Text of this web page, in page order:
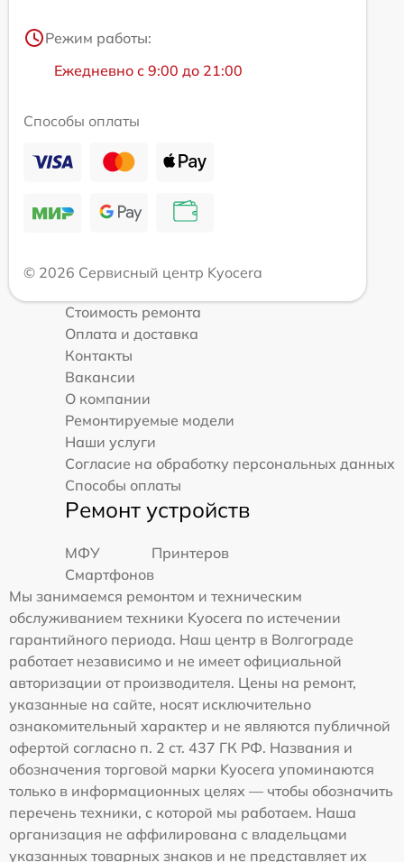
Режим работы:
Ежедневно с 9:00 до 21:00
Способы оплаты
© 2026 Сервисный центр Kyocera
Стоимость ремонта
Оплата и доставка
Контакты
Вакансии
О компании
Ремонтируемые модели
Наши услуги
Согласие на обработку персональных данных
Способы оплаты
Ремонт устройств
МФУ
Принтеров
Смартфонов
Мы занимаемся ремонтом и техническим
обслуживанием техники Kyocera по истечении
гарантийного периода. Наш центр в Волгограде
работает независимо и не имеет официальной
авторизации от производителя. Цены на ремонт,
указанные на сайте, носят исключительно
ознакомительный характер и не являются публичной
офертой согласно п. 2 ст. 437 ГК РФ. Названия и
обозначения торговой марки Kyocera упоминаются
только в информационных целях — чтобы обозначить
перечень техники, с которой мы работаем. Наша
организация не аффилирована с владельцами
указанных товарных знаков и не представляет их